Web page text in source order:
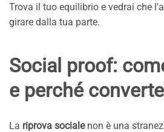
Trova il tuo equilibrio e vedrai che
girare dalla tua parte.
Social proof:
e perché converte
La riprova socialenon è una